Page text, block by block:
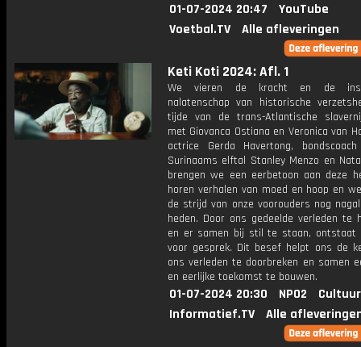
01-07-2024 20:47
YouTube
Voetbal.TV
Alle afleveringen
Keti Koti 2024: Afl. 1
We vieren de kracht en de
nalatenschap van historische
tijde van de trans-Atlantische
met Giovanca Ostiana en Veronica van
actrice Gerda Havertong,
Surinaams elftal Stanley Menzo en
brengen we een eerbetoon aan deze
horen verhalen van moed en hoop en
de strijd van onze voorouders nog
heden. Door ons gedeelde verleden te
en er samen bij stil te staan, ontstaat
voor gesprek. Dit besef helpt ons de
ons verleden te doorbreken en samen
en eerlijke toekomst te bouwen.
01-07-2024 20:30 NPO2
Informatief.TV
Alle